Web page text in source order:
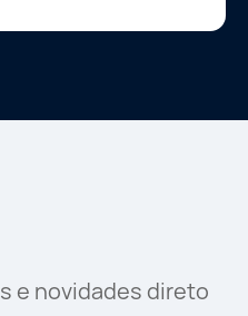
e novidades direto